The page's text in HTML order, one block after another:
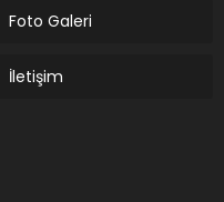
Foto Galeri
İletişim